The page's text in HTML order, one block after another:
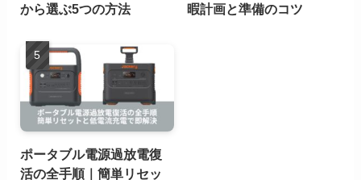
から選ぶ5つの方法
暇計画と準備のコツ
ポータブル電源過放電復
活の全手順｜簡単リセッ